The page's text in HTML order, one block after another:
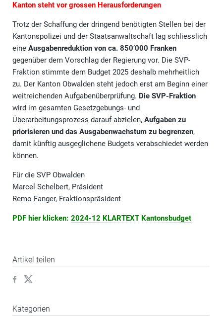
Kanton steht vor grossen Herausforderungen
Trotz der Schaffung der dringend benötigten Stellen bei der
Kantonspolizei und der Staatsanwaltschaft lag schliesslich
eine Ausgabenreduktion von ca. 850’000 Franken
gegenüber dem Vorschlag der Regierung vor. Die SVP-
Fraktion stimmte dem Budget 2025 deshalb mehrheitlich
zu. Der Kanton Obwalden steht jedoch erst am Beginn einer
weitreichenden Aufgabenüberprüfung. Die SVP-Fraktion
wird im gesamten Gesetzgebungs- und
Überarbeitungsprozess darauf abzielen, Aufgaben zu
priorisieren und das Ausgabenwachstum zu begrenzen,
damit künftig ausgeglichene Budgets verabschiedet werden
können.
Für die SVP Obwalden
Marcel Schelbert, Präsident
Remo Fanger, Fraktionspräsident
PDF hier klicken: 2024-12 KLARTEXT Kantonsbudget
Artikel teilen
Kategorien